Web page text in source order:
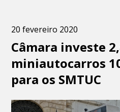
20 fevereiro 2020
Câmara investe
miniautocarros
para os SMTUC